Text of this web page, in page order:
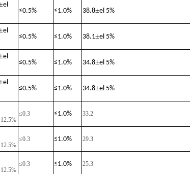
el
≤0.5% ≤1.0% 38.8±el 5%
el
≤0.5% ≤1.0% 38.1±el 5%
el
≤0.5% ≤1.0% 34.8±el 5%
el
≤0.5% ≤1.0% 34.8±el 5%
≤0.3 ≤1.0% 33.2
≤0.3 ≤1.0% 29.3
≤0.3 ≤1.0% 25.3